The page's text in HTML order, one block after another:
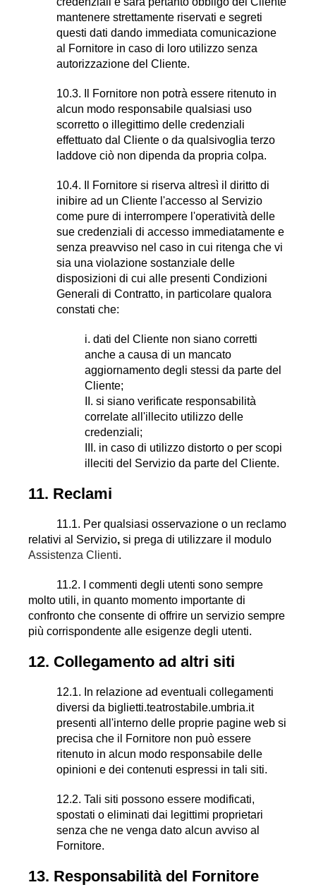
mantenere strettamente riservati e segreti
questi dati dando immediata comunicazione
al Fornitore in caso di loro utilizzo senza
autorizzazione del Cliente.
10.3. Il Fornitore non potrà essere ritenuto in
alcun modo responsabile qualsiasi uso
scorretto o illegittimo delle credenziali
effettuato dal Cliente o da qualsivoglia terzo
laddove ciò non dipenda da propria colpa.
10.4. Il Fornitore si riserva altresì il diritto di
inibire ad un Cliente l'accesso al Servizio
come pure di interrompere l'operatività delle
sue credenziali di accesso immediatamente e
senza preavviso nel caso in cui ritenga che vi
sia una violazione sostanziale delle
disposizioni di cui alle presenti Condizioni
Generali di Contratto, in particolare qualora
constati che:
i. dati del Cliente non siano corretti
anche a causa di un mancato
aggiornamento degli stessi da parte del
Cliente;
II. si siano verificate responsabilità
correlate all'illecito utilizzo delle
credenziali;
III. in caso di utilizzo distorto o per scopi
illeciti del Servizio da parte del Cliente.
11. Reclami
11.1. Per qualsiasi osservazione o un reclamo
relativi al Servizio, si prega di utilizzare il modulo
Assistenza Clienti.
11.2. I commenti degli utenti sono sempre
molto utili, in quanto momento importante di
confronto che consente di offrire un servizio sempre
più corrispondente alle esigenze degli utenti.
12. Collegamento ad altri siti
12.1. In relazione ad eventuali collegamenti
diversi da biglietti.teatrostabile.umbria.it
presenti all'interno delle proprie pagine web si
precisa che il Fornitore non può essere
ritenuto in alcun modo responsabile delle
opinioni e dei contenuti espressi in tali siti.
12.2. Tali siti possono essere modificati,
spostati o eliminati dai legittimi proprietari
senza che ne venga dato alcun avviso al
Fornitore.
13. Responsabilità del Fornitore